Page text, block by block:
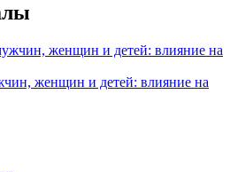
женщин и детей: влияние на